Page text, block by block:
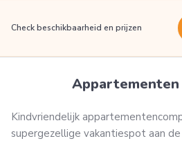
Check beschikbaarheid en prijzen
Kindvriendelijk
supergezellige vakantiespot aan